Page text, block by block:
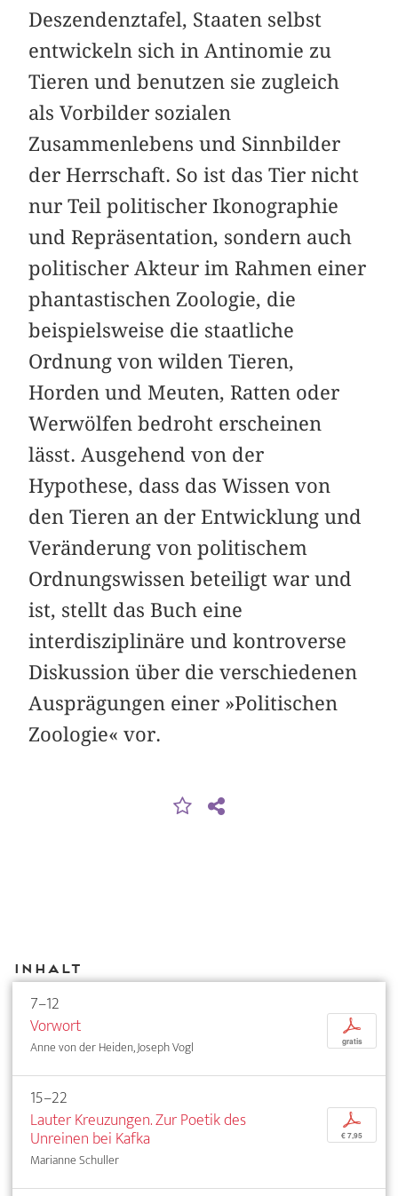
Deszendenztafel, Staaten selbst
entwickeln sich in Antinomie zu
Tieren und benutzen sie zugleich
als Vorbilder sozialen
Zusammenlebens und Sinnbilder
der Herrschaft. So ist das Tier nicht
nur Teil politischer Ikonographie
und Repräsentation, sondern auch
politischer Akteur im Rahmen einer
phantastischen Zoologie, die
beispielsweise die staatliche
Ordnung von wilden Tieren,
Horden und Meuten, Ratten oder
Werwölfen bedroht erscheinen
lässt. Ausgehend von der
Hypothese, dass das Wissen von
den Tieren an der Entwicklung und
Veränderung von politischem
Ordnungswissen beteiligt war und
ist, stellt das Buch eine
interdisziplinäre und kontroverse
Diskussion über die verschiedenen
Ausprägungen einer »Politischen
Zoologie« vor.
Inhalt
7–12
Vorwort
Anne von der Heiden, Joseph Vogl
p
gratis
15–22
Lauter Kreuzungen. Zur Poetik des
Unreinen bei Kafka
Marianne Schuller
p
€ 7,95